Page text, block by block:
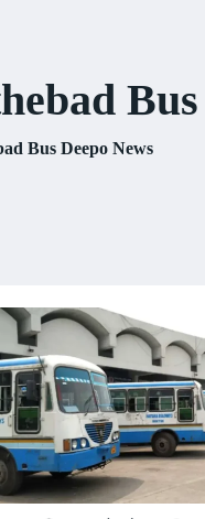
Bus Deepo News